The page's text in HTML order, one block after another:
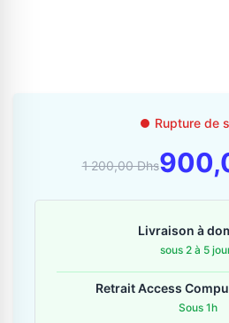
06 36 88 27 81
Envoyer un message
Rupture de
1 200,00 Dhs
Livraison à
sous 2 à 5
Retrait Access
Sous 1h